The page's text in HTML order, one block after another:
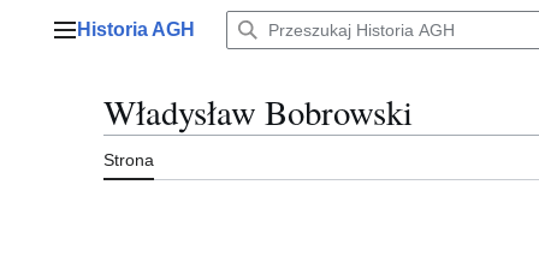
Menu główne
Historia AGH
Władysław Bobrowski
Strona